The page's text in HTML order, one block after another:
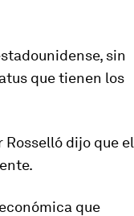
sin
que tienen los
Rosselló dijo que el
que